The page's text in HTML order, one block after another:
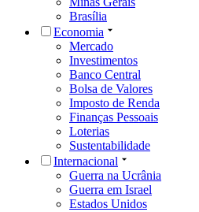
Brasília
Economia
Mercado
Investimentos
Banco Central
Bolsa de Valores
Imposto de Renda
Finanças Pessoais
Loterias
Sustentabilidade
Internacional
Guerra na Ucrânia
Guerra em Israel
Estados Unidos